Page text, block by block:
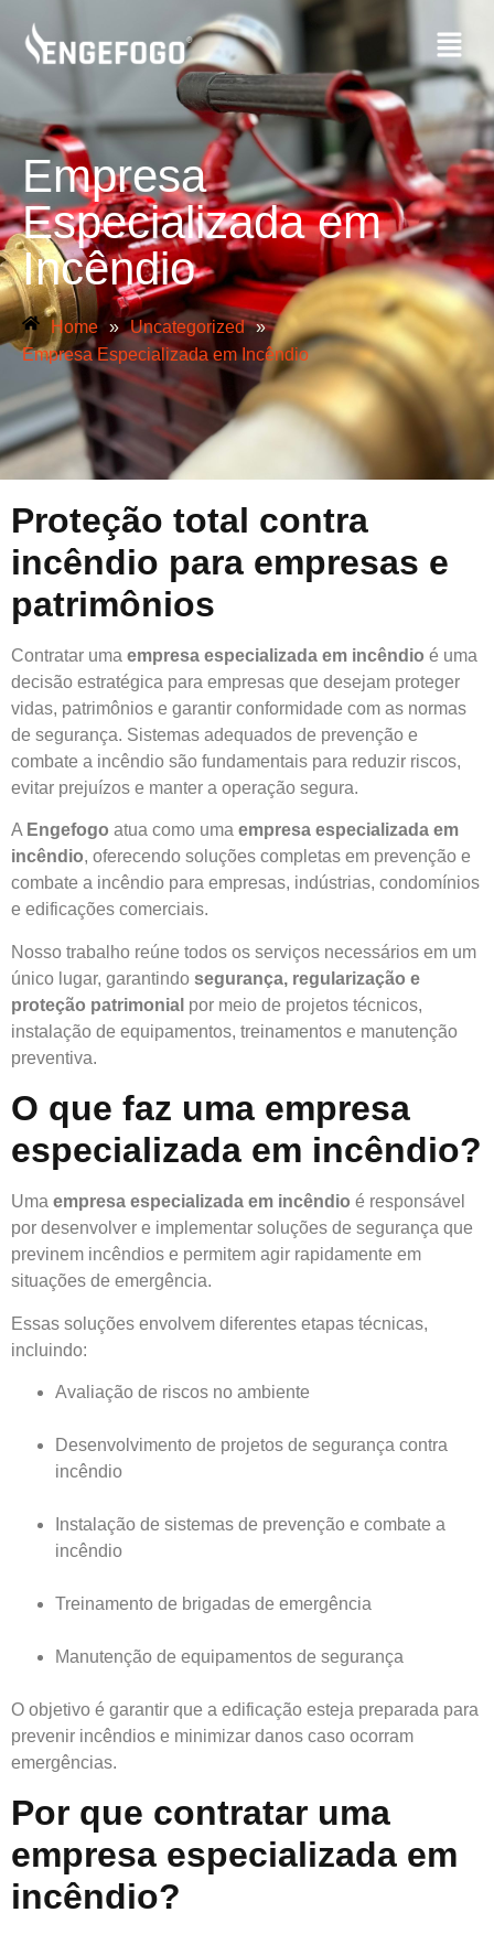
Empresa
Especializada em
Incêndio
Home » Uncategorized »
Empresa Especializada em Incêndio
Proteção total contra
incêndio para empresas e
patrimônios
Contratar uma empresa especializada em incêndio é uma
decisão estratégica para empresas que desejam proteger
vidas, patrimônios e garantir conformidade com as normas
de segurança. Sistemas adequados de prevenção e
combate a incêndio são fundamentais para reduzir riscos,
evitar prejuízos e manter a operação segura.
A Engefogo atua como uma empresa especializada em
incêndio, oferecendo soluções completas em prevenção e
combate a incêndio para empresas, indústrias, condomínios
e edificações comerciais.
Nosso trabalho reúne todos os serviços necessários em um
único lugar, garantindo segurança, regularização e
proteção patrimonial por meio de projetos técnicos,
instalação de equipamentos, treinamentos e manutenção
preventiva.
O que faz uma empresa
especializada em incêndio?
Uma empresa especializada em incêndio é responsável
por desenvolver e implementar soluções de segurança que
previnem incêndios e permitem agir rapidamente em
situações de emergência.
Essas soluções envolvem diferentes etapas técnicas,
incluindo:
Avaliação de riscos no ambiente
Desenvolvimento de projetos de segurança contra
incêndio
Instalação de sistemas de prevenção e combate a
incêndio
Treinamento de brigadas de emergência
Manutenção de equipamentos de segurança
O objetivo é garantir que a edificação esteja preparada para
prevenir incêndios e minimizar danos caso ocorram
emergências.
Por que contratar uma
empresa especializada em
incêndio?